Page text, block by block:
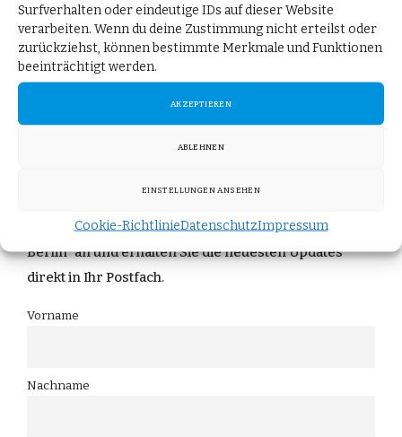
Surfverhalten oder eindeutige IDs auf dieser Website
verarbeiten. Wenn du deine Zustimmung nicht erteilst oder
zurückziehst, können bestimmte Merkmale und Funktionen
beeinträchtigt werden.
AKZEPTIEREN
ABLEHNEN
EINSTELLUNGEN ANSEHEN
Cookie-RichtlinieDatenschutzImpressum
DerBeitragWolfgang Wiehle: Autobahn-Baustopp
katastrophal für Deutschlanderschien zuerst aufAfD-
Fraktion im Deutschen Bundestag
Bleiben Sie informiert!
Melden Sie sich für unseren Newsletter "Post aus
Berlin" an und erhalten Sie die neuesten Updates
direkt in Ihr Postfach.
Vorname
Nachname